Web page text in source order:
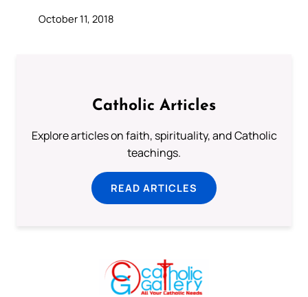
October 11, 2018
Catholic Articles
Explore articles on faith, spirituality, and Catholic
teachings.
READ ARTICLES